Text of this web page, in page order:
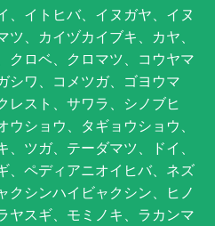
、イトヒバ、イヌガヤ、イヌ
、カイヅカイブキ、カヤ、
クロベ、クロマツ、コウヤマ
シワ、コメツガ、ゴヨウマ
レスト、サワラ、シノブヒ
ショウ、タギョウショウ、
ツガ、テーダマツ、ドイ、
、ペディアニオイヒバ、ネズ
クシンハイビャクシン、ヒノ
ヤスギ、モミノキ、ラカンマ